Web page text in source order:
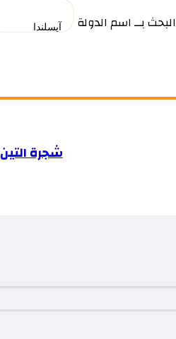
البحث بــ اسم الدولة
شجرة التين